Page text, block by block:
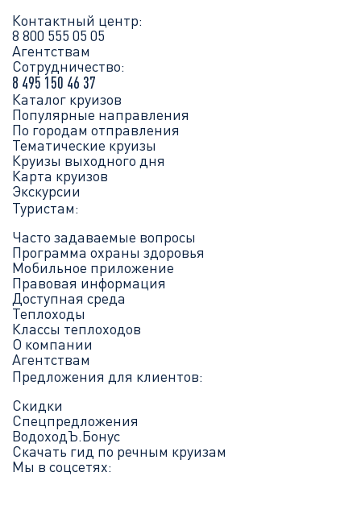
Контактный центр:
8 800 555 05 05
Агентствам
Сотрудничество:
8 495 150 46 37
Каталог круизов
Популярные направления
По городам отправления
Тематические круизы
Круизы выходного дня
Карта круизов
Экскурсии
Туристам:
Часто задаваемые вопросы
Программа охраны здоровья
Мобильное приложение
Правовая информация
Доступная среда
Теплоходы
Классы теплоходов
О компании
Агентствам
Предложения для клиентов:
Скидки
Спецпредложения
ВодоходЪ.Бонус
Скачать гид по речным круизам
Мы в соцсетях: